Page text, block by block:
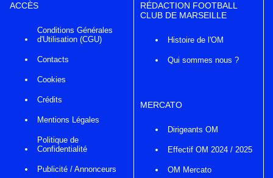
ACCÈS
Conditions Générales
d'Utilisation (CGU)
Contacts
Cookies
Crédits
Mentions Légales
Politique de
Confidentialité
Publicité / Annonceurs
RÉDACTION FOOTBALL
CLUB DE MARSEILLE
Histoire de l'OM
Qui sommes nous ?
MERCATO
Dirigeants OM
Effectif OM 2024 / 2025
OM Mercato